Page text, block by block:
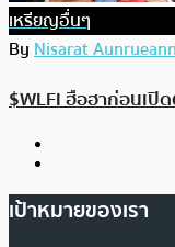
เหรียญอื่นๆ
ByNisarat
$WLFI ฮือฮาก่อนเปิ
เป้าหมายของเรา